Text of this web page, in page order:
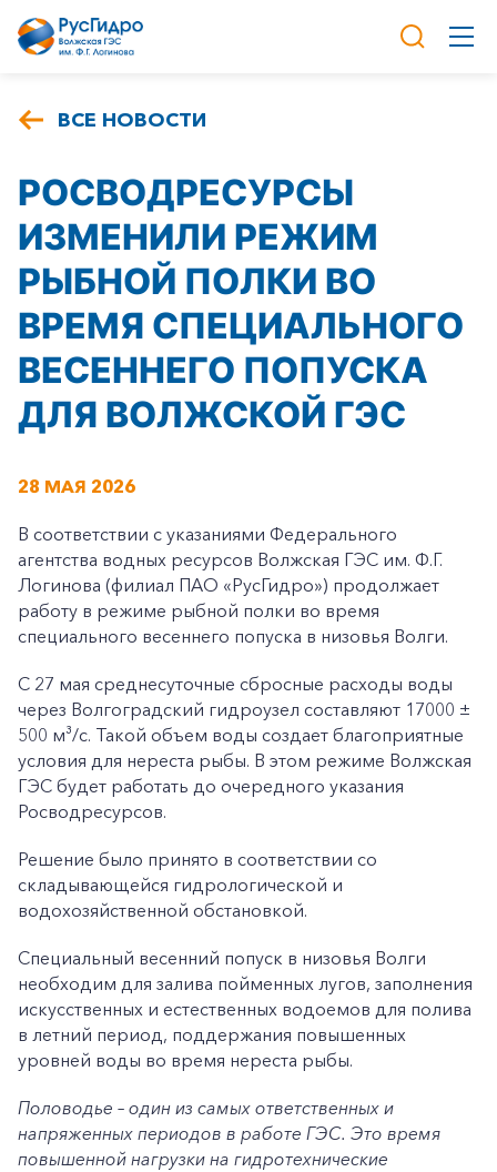
ВСЕ НОВОСТИ
РОСВОДРЕСУРСЫ
ИЗМЕНИЛИ РЕЖИМ
РЫБНОЙ ПОЛКИ ВО
ВРЕМЯ СПЕЦИАЛЬНОГО
ВЕСЕННЕГО ПОПУСКА
ДЛЯ ВОЛЖСКОЙ ГЭС
28 МАЯ 2026
В соответствии с указаниями Федерального
агентства водных ресурсов Волжская ГЭС им. Ф.Г.
Логинова (филиал ПАО «РусГидро») продолжает
работу в режиме рыбной полки во время
специального весеннего попуска в низовья Волги.
С 27 мая среднесуточные сбросные расходы воды
через Волгоградский гидроузел составляют 17000 ±
500 м³/с. Такой объем воды создает благоприятные
условия для нереста рыбы. В этом режиме Волжская
ГЭС будет работать до очередного указания
Росводресурсов.
Решение было принято в соответствии со
складывающейся гидрологической и
водохозяйственной обстановкой.
Специальный весенний попуск в низовья Волги
необходим для залива пойменных лугов, заполнения
искусственных и естественных водоемов для полива
в летний период, поддержания повышенных
уровней воды во время нереста рыбы.
Половодье – один из самых ответственных и
напряженных периодов в работе ГЭС. Это время
повышенной нагрузки на гидротехнические